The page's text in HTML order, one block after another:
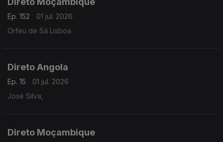
Ep. 152
01 jul. 2026
Orfeu de Sá Lisboa
Direto Angola
Ep. 15
01 jul. 2026
José Silva,
Direto Moçambique